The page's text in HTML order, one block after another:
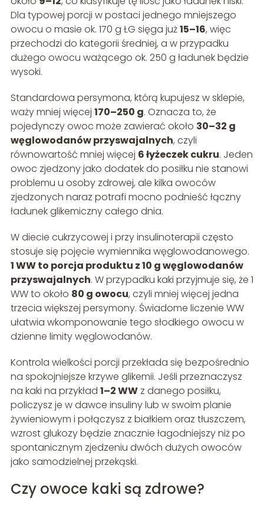
Dla typowej porcji w postaci jednego mniejszego
owocu o masie ok. 170 g ŁG sięga już15–16, więc
przechodzi do kategorii średniej, a w przypadku
dużego owocu ważącego ok. 250 g ładunek będzie
wysoki.
Standardowa persymona, którą kupujesz w sklepie,
waży mniej więcej 170–250 g. Oznacza to, że
pojedynczy owoc może zawierać około 30–32 g
węglowodanów przyswajalnych, czyli
równowartość mniej więcej 6 łyżeczek cukru. Jeden
owoc zjedzony jako dodatek do posiłku nie stanowi
problemu u osoby zdrowej, ale kilka owoców
zjedzonych naraz potrafi mocno podnieść łączny
ładunek glikemiczny całego dnia.
W diecie cukrzycowej i przy insulinoterapii często
stosuje się pojęcie wymiennika węglowodanowego.
1 WW to porcja produktu z 10 g węglowodanów
przyswajalnych. W przypadku kaki przyjmuje się, że 1
WW to około 80 g owocu, czyli mniej więcej jedna
trzecia większej persymony. Świadome liczenie WW
ułatwia wkomponowanie tego słodkiego owocu w
dzienne limity węglowodanów.
Kontrola wielkości porcji przekłada się bezpośrednio
na spokojniejsze krzywe glikemii. Jeśli przeznaczysz
na kaki na przykład 1–2 WWz danego posiłku,
policzysz je w dawce insuliny lub w swoim planie
żywieniowym i połączysz z białkiem oraz tłuszczem,
wzrost glukozy będzie znacznie łagodniejszy niż po
spontanicznym zjedzeniu dwóch dużych owoców
jako samodzielnej przekąski.
Czy owoce kaki są zdrowe?